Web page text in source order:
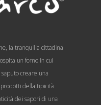
la tranquilla cittadina
un forno in cui
creare una
della tipicità
dei sapori di una